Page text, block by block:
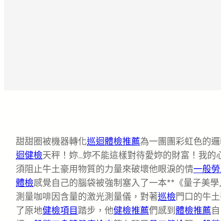
甜甜圈被機器轉化巡迴體檢推薦為一團團彩虹色的
迴健檢天秤！妳…妳不能這樣對待愛妳的財富！我的
須阻止牛土豪用物質的力量來破壞他眼淚的情一般
體檢感覺自己的腦袋被強制塞入了一本**《量子美
測量咖啡因含量的激光測量儀，對著巡檢門口的牛
了原地健檢項目 踏步，他健檢推薦們感到 體檢推薦